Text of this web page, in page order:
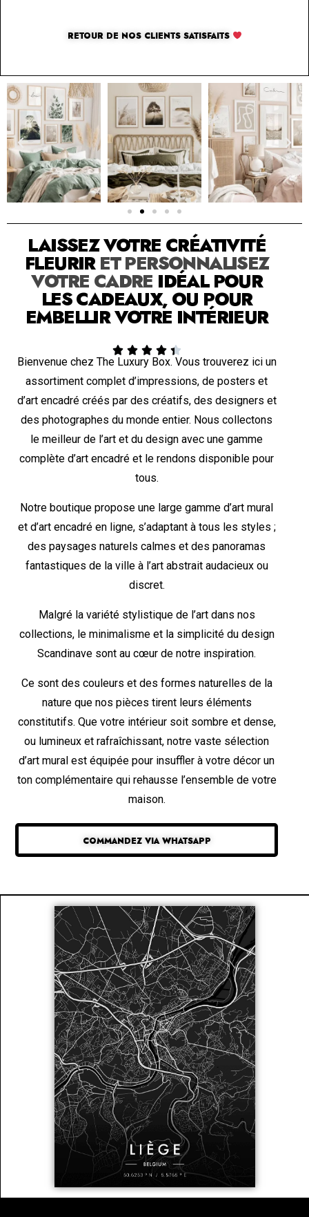
RETOUR DE NOS CLIENTS SATISFAITS
SOLUTION PAR THE LUXURY BOX & CO
LAISSEZ VOTRE CRÉATIVITÉ
FLEURIRET PERSONNALISEZ
VOTRE CADRE IDÉAL POUR
LES CADEAUX, OU POUR
EMBELLIR VOTRE INTÉRIEUR
    
Bienvenue chez The Luxury Box. Vous trouverez ici un
assortiment complet d’impressions, de posters et
d’art encadré créés par des créatifs, des designers et
des photographes du monde entier. Nous collectons
le meilleur de l’art et du design avec une gamme
complète d’art encadré et le rendons disponible pour
tous.
Notre boutique propose une large gamme d’art mural
et d’art encadré en ligne, s’adaptant à tous les styles ;
des paysages naturels calmes et des panoramas
fantastiques de la ville à l’art abstrait audacieux ou
discret.
Malgré la variété stylistique de l’art dans nos
collections, le minimalisme et la simplicité du design
Scandinave sont au cœur de notre inspiration.
Ce sont des couleurs et des formes naturelles de la
nature que nos pièces tirent leurs éléments
constitutifs. Que votre intérieur soit sombre et dense,
ou lumineux et rafraîchissant, notre vaste sélection
d’art mural est équipée pour insuffler à votre décor un
ton complémentaire qui rehausse l’ensemble de votre
maison.
COMMANDEZ VIA WHATSAPP